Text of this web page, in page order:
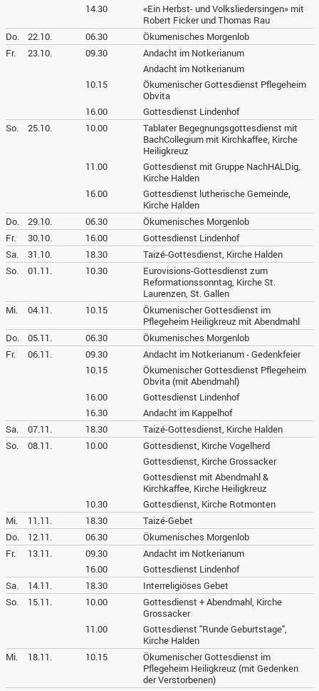
14.30
«Ein Herbst- und Volksliedersingen» mit
Robert Ficker und Thomas Rau
Do.
22.10. 06.30
Ökumenisches Morgenlob
Fr.
23.10. 09.30
Andacht im Notkerianum
Andacht im Notkerianum
10.15
Ökumenischer Gottesdienst Pflegeheim
Obvita
16.00
Gottesdienst Lindenhof
So.
25.10. 10.00
Tablater Begegnungsgottesdienst mit
BachCollegium mit Kirchkaffee, Kirche
Heiligkreuz
11.00
Gottesdienst mit Gruppe NachHALDig,
Kirche Halden
16.00
Gottesdienst lutherische Gemeinde,
Kirche Halden
Do.
29.10. 06.30
Ökumenisches Morgenlob
Fr.
30.10. 16.00
Gottesdienst Lindenhof
Sa.
31.10. 18.30
Taizé-Gottesdienst, Kirche Halden
So.
01.11. 10.30
Eurovisions-Gottesdienst zum
Reformationssonntag, Kirche St.
Laurenzen, St. Gallen
Mi.
04.11. 10.15
Ökumenischer Gottesdienst im
Pflegeheim Heiligkreuz mit Abendmahl
Do.
05.11. 06.30
Ökumenisches Morgenlob
Fr.
06.11. 09.30
Andacht im Notkerianum - Gedenkfeier
10.15
Ökumenischer Gottesdienst Pflegeheim
Obvita (mit Abendmahl)
16.00
Gottesdienst Lindenhof
16.30
Andacht im Kappelhof
Sa.
07.11. 18.30
Taizé-Gottesdienst, Kirche Halden
So.
08.11. 10.00
Gottesdienst, Kirche Vogelherd
Gottesdienst, Kirche Grossacker
Gottesdienst mit Abendmahl &
Kirchkaffee, Kirche Heiligkreuz
10.30
Gottesdienst, Kirche Rotmonten
Mi.
11.11. 18.30
Taizé-Gebet
Do.
12.11. 06.30
Ökumenisches Morgenlob
Fr.
13.11. 09.30
Andacht im Notkerianum
16.00
Gottesdienst Lindenhof
Sa.
14.11. 18.30
Interreligiöses Gebet
So.
15.11. 10.00
Gottesdienst + Abendmahl, Kirche
Grossacker
11.00
Gottesdienst "Runde Geburtstage",
Kirche Halden
Mi.
18.11. 10.15
Ökumenischer Gottesdienst im
Pflegeheim Heiligkreuz (mit Gedenken
der Verstorbenen)